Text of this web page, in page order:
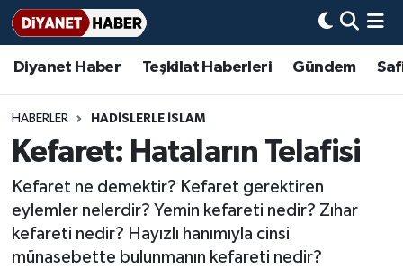
Diyanet Haber Teşkilat Haberleri Gündem
HABERLER HADISLERLE İSLAM
Kefaret: Hataların Telafisi
Kefaret ne demektir? Kefaret gerektiren
eylemler nelerdir? Yemin kefareti nedir? Zıhar
kefareti nedir? Hayızlı hanımıyla cinsi
münasebette bulunmanın kefareti nedir?
Diyanet Haber
Teşkilat Haberleri
Adana Müftülüğü
Adıyaman Müftülüğü
Afyonkarahisar Müftülüğü
Ağrı Müftülüğü
Aksaray Müftülüğü
Gündem
#Keşfet
Bir Ayet
Bir Hikaye
Biyografiler
Dini kavramlar
Diyanet Bilgi
Basında Bugün
Aile Dergisi
Aylık Dergi
İmam Hatip Okulları
Başmakale
Hadis-i Şerifler
Hayat Okumaları
Nöbetçi Eczaneler
Hava Durumu
Ankara Namaz Vakitleri
Trafik Durumu
Süper Lig Puan Durumu ve Fikstür